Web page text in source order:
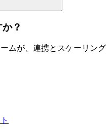
？
ムが、連携とスケーリング